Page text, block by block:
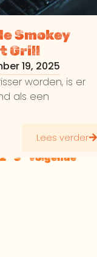
Smokey
Grill
19, 2025
worden, is er
als een
Lees verder
2 3 Volgende